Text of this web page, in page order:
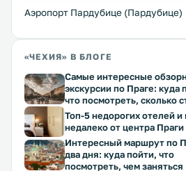
Аэропорт Пардубице (Пардубице)
«ЧЕХИЯ» В БЛОГЕ
Самые интересные
экскурсии по Праге: куда
что посмотреть, сколько
Топ-5 недорогих отелей и
недалеко от центра Праги
Интересный маршрут по
два дня: куда пойти, что
посмотреть, чем заняться